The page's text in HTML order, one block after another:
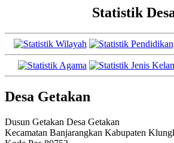
Statistik
Desa Getakan
Dusun Getakan Desa Getakan
Kecamatan Banjarangkan Kabupaten